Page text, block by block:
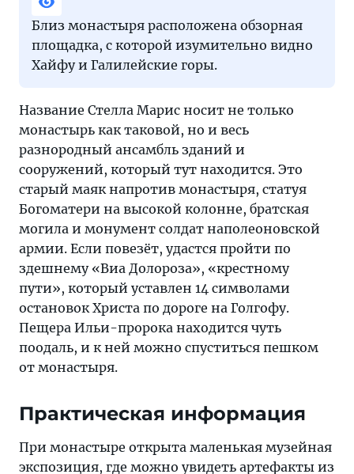
Близ монастыря расположена обзорная
площадка, с которой изумительно видно
Хайфу и Галилейские горы.
Название Стелла Марис носит не только
монастырь как таковой, но и весь
разнородный ансамбль зданий и
сооружений, который тут находится. Это
старый маяк напротив монастыря, статуя
Богоматери на высокой колонне, братская
могила и монумент солдат наполеоновской
армии. Если повезёт, удастся пройти по
здешнему «Виа Долороза», «крестному
пути», который уставлен 14 символами
остановок Христа по дороге на Голгофу.
Пещера Ильи-пророка находится чуть
поодаль, и к ней можно спуститься пешком
от монастыря.
Практическая информация
При монастыре открыта маленькая музейная
экспозиция, где можно увидеть артефакты из